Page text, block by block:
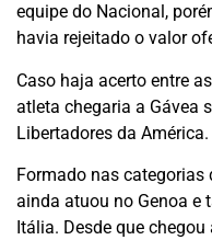
equipe do Nacional,
havia rejeitado o valor
Caso haja acerto entre
atleta chegaria a Gávea
Libertadores da América.
Formado nas categorias
ainda atuou no Genoa e
Itália. Desde que